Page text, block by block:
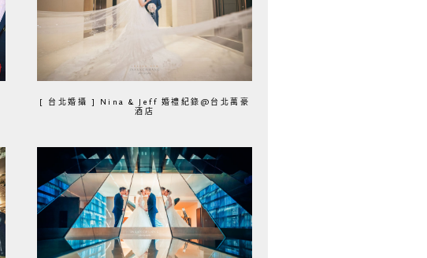
[ 台北婚攝 ] Nina & Jeff 婚禮紀錄@台北萬豪
酒店